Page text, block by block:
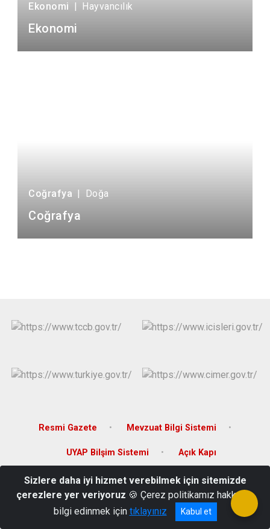
Ekonomi | Hayvancılık
Ekonomi
Coğrafya | Doğa
Coğrafya
Resmi Gazete Mevzuat Bilgi Sistemi
UYAP Bilşim Sistemi Açık Kapı
Kültür Mahallesi Jandarma Sokak Hükümet Konağı Varto / Muş
Tel: 0436 711 20 01 Fax: 0436 711 20 67
Sizlere daha iyi hizmet verebilmek için sitemizde
çerezlere yer veriyoruz 🍪 Çerez politikamız hakkında
bilgi edinmek için tıklayınız Kabul et